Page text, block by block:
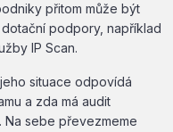
přitom může být
podpory, například
IP Scan.
situace odpovídá
a zda má audit
Na sebe převezmeme